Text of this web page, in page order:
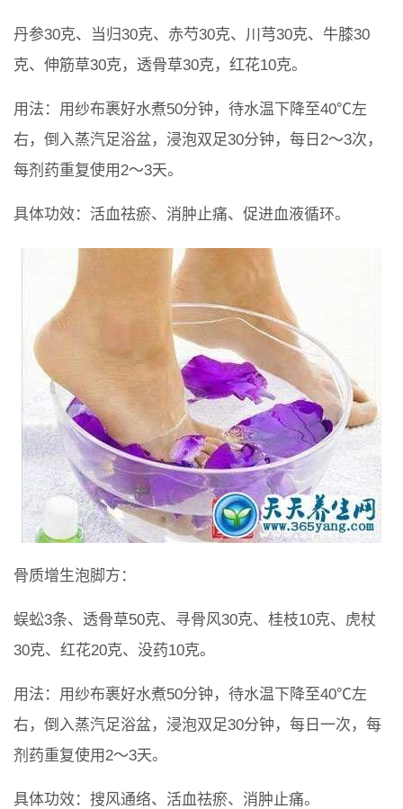
丹参30克、当归30克、赤芍30克、川芎30克、牛膝30
克、伸筋草30克，透骨草30克，红花10克。
用法：用纱布裹好水煮50分钟，待水温下降至40℃左
右，倒入蒸汽足浴盆，浸泡双足30分钟，每日2～3次，
每剂药重复使用2～3天。
具体功效：活血祛瘀、消肿止痛、促进血液循环。
骨质增生泡脚方：
蜈蚣3条、透骨草50克、寻骨风30克、桂枝10克、虎杖
30克、红花20克、没药10克。
用法：用纱布裹好水煮50分钟，待水温下降至40℃左
右，倒入蒸汽足浴盆，浸泡双足30分钟，每日一次，每
剂药重复使用2～3天。
具体功效：搜风通络、活血祛瘀、消肿止痛。